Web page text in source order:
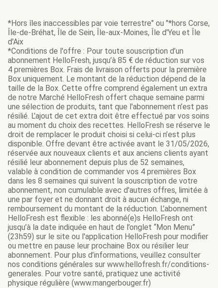
*Hors îles inaccessibles par voie terrestre" ou "*hors Corse,
Île-de-Bréhat, Île de Sein, Île-aux-Moines, Île d'Yeu et Île
d'Aix
*Conditions de l'offre : Pour toute souscription d’un
abonnement HelloFresh, jusqu’à 85 € de réduction sur vos
4 premières Box. Frais de livraison offerts pour la première
Box uniquement. Le montant de la réduction dépend de la
taille de la Box. Cette offre comprend également un extra
de notre Marché HelloFresh offert chaque semaine parmi
une sélection de produits, tant que l'abonnement n’est pas
résilié. L’ajout de cet extra doit être effectué par vos soins
au moment du choix des recettes. HelloFresh se réserve le
droit de remplacer le produit choisi si celui-ci n’est plus
disponible. Offre devant être activée avant le 31/05/2026,
réservée aux nouveaux clients et aux anciens clients ayant
résilié leur abonnement depuis plus de 52 semaines,
valable à condition de commander vos 4 premières Box
dans les 8 semaines qui suivent la souscription de votre
abonnement, non cumulable avec d'autres offres, limitée à
une par foyer et ne donnant droit à aucun échange, ni
remboursement du montant de la réduction. L’abonnement
HelloFresh est flexible : les abonné(e)s HelloFresh ont
jusqu’à la date indiquée en haut de l’onglet “Mon Menu”
(23h59) sur le site ou l'application HelloFresh pour modifier
ou mettre en pause leur prochaine Box ou résilier leur
abonnement. Pour plus d’informations, veuillez consulter
nos conditions générales sur www.hellofresh.fr/conditions-
generales. Pour votre santé, pratiquez une activité
physique régulière (www.mangerbouger.fr)